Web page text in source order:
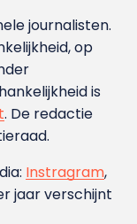
journalisten.
op
is
. De redactie
Instragram,
jaar verschijnt